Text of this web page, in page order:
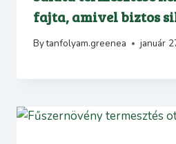
fajta, amivel biztos
Bytanfolyam.greenea január